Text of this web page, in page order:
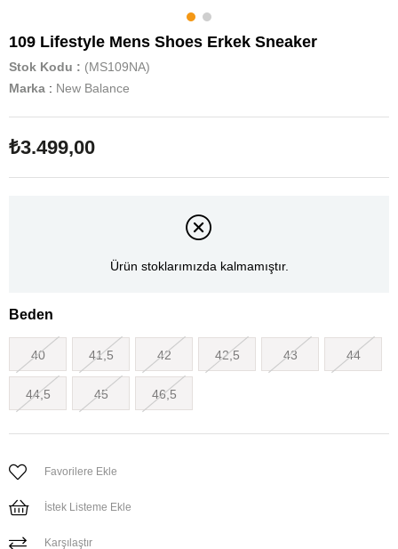
109 Lifestyle Mens Shoes Erkek Sneaker
Stok Kodu
(MS109NA)
Marka : New Balance
₺3.499,00
Ürün stoklarımızda kalmamıştır.
Beden
40 41,5 42 42,5 43 44
44,5 45 46,5
Favorilere Ekle
İstek Listeme Ekle
Karşılaştır